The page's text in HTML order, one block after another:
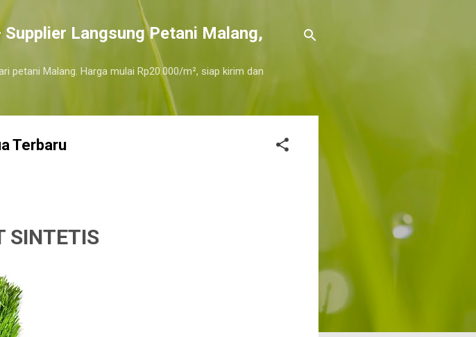
konten utama
Langsung Petani Malang,
petani Malang. Harga mulai Rp20.000/m², siap kirim dan
Terbaru
SINTETIS